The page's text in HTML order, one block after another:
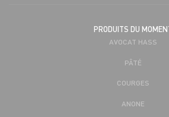
PRODUITS DU
AVOCAT HASS
PÂTÉ
COURGES
ANONE